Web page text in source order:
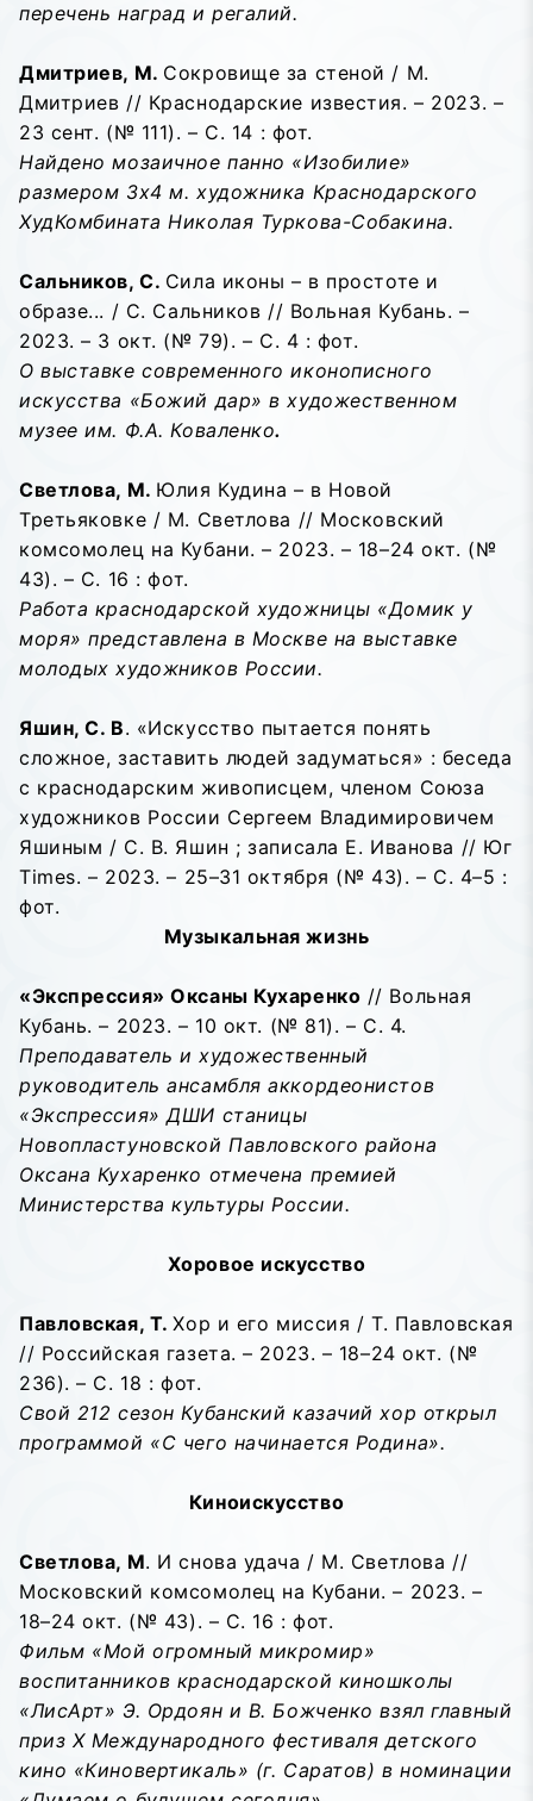
перечень наград и регалий.
Дмитриев, М. Сокровище за стеной / М.
Дмитриев // Краснодарские известия. – 2023. –
23 сент. (№ 111). – С. 14 : фот.
Найдено мозаичное панно «Изобилие»
размером 3х4 м. художника Краснодарского
ХудКомбината Николая Туркова-Собакина.
Сальников, С. Сила иконы – в простоте и
образе... / С. Сальников // Вольная Кубань. –
2023. – 3 окт. (№ 79). – С. 4 : фот.
О выставке современного иконописного
искусства «Божий дар» в художественном
музее им. Ф.А. Коваленко.
Светлова, М. Юлия Кудина – в Новой
Третьяковке / М. Светлова // Московский
комсомолец на Кубани. – 2023. – 18–24 окт. (№
43). – С. 16 : фот.
Работа краснодарской художницы «Домик у
моря» представлена в Москве на выставке
молодых художников России.
Яшин, С. В. «Искусство пытается понять
сложное, заставить людей задуматься» : беседа
с краснодарским живописцем, членом Союза
художников России Сергеем Владимировичем
Яшиным / С. В. Яшин ; записала Е. Иванова // Юг
Times. – 2023. – 25–31 октября (№ 43). – С. 4–5 :
фот.
Музыкальная жизнь
«Экспрессия» Оксаны Кухаренко // Вольная
Кубань. – 2023. – 10 окт. (№ 81). – С. 4.
Преподаватель и художественный
руководитель ансамбля аккордеонистов
«Экспрессия» ДШИ станицы
Новопластуновской Павловского района
Оксана Кухаренко отмечена премией
Министерства культуры России.
Хоровое искусство
Павловская, Т.Хор и его миссия / Т. Павловская
// Российская газета. – 2023. – 18–24 окт. (№
236). – С. 18 : фот.
Свой 212 сезон Кубанский казачий хор открыл
программой «С чего начинается Родина».
Киноискусство
Светлова, М. И снова удача / М. Светлова //
Московский комсомолец на Кубани. – 2023. –
18–24 окт. (№ 43). – С. 16 : фот.
Фильм «Мой огромный микромир»
воспитанников краснодарской киношколы
«ЛисАрт» Э. Ордоян и В. Божченко взял главный
приз X Международного фестиваля детского
кино «Киновертикаль» (г. Саратов) в номинации